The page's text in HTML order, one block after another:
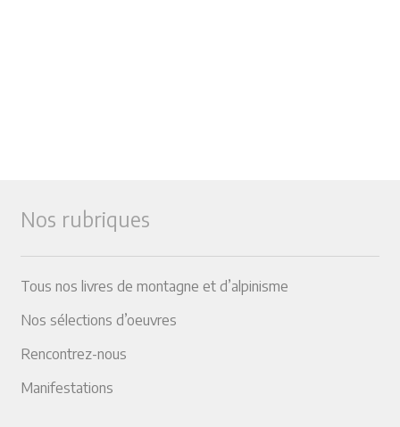
Nos rubriques
Tous nos livres de montagne et d’alpinisme
Nos sélections d’oeuvres
Rencontrez-nous
Manifestations